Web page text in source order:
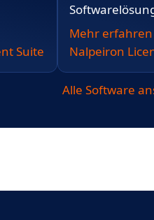
Suite
Mehr
Nalpeiron
Alle Software